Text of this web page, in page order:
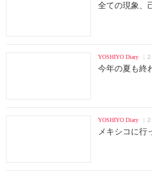
全ての現象、
YOSHIYO Diary
今年の夏も終
YOSHIYO Diary
メキシコに